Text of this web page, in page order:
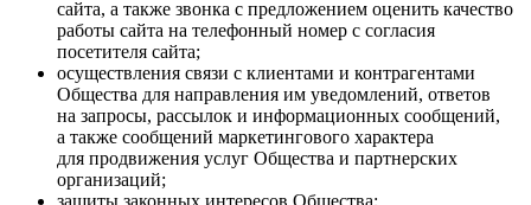
сайта, а также звонка с предложением оценить качество
работы сайта на телефонный номер с согласия
посетителя сайта;
осуществления связи с клиентами и контрагентами
Общества для направления им уведомлений, ответов
на запросы, рассылок и информационных сообщений,
а также сообщений маркетингового характера
для продвижения услуг Общества и партнерских
организаций;
защиты законных интересов Общества;